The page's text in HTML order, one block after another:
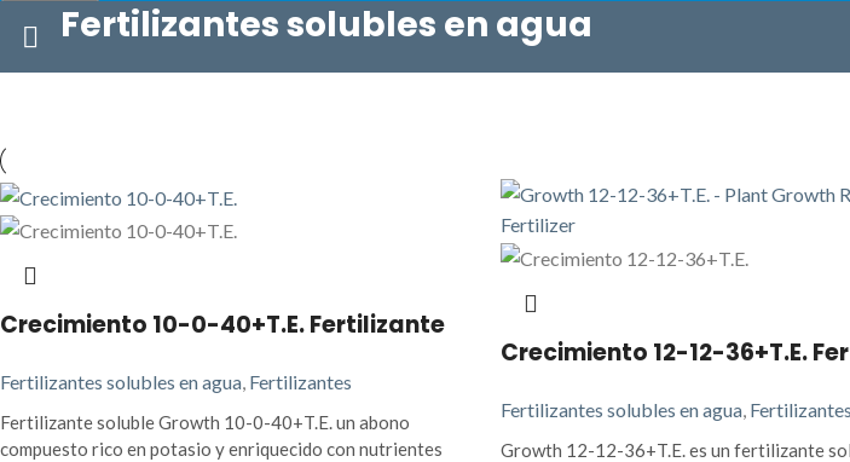
Fertilizantes solubles en agua
Crecimiento 10-0-40+T.E. Fertilizante
Fertilizantes solubles en agua, Fertilizantes
Fertilizante soluble Growth 10-0-40+T.E. un abono
compuesto rico en potasio y enriquecido con nutrientes
Crecimiento 12-12-36+T.E.
Fertilizantes solubles en agua, Fertilizantes
Growth 12-12-36+T.E. es un fertilizante